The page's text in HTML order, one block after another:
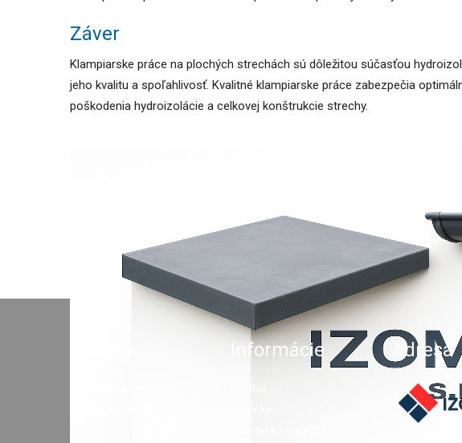
Záver
Klampiarske práce na plochých strechách sú dôležitou súčasťou
jeho kvalitu a spoľahlivosť. Kvalitné klampiarske práce zabezpečia
poškodenia hydroizolácie a celkovej konštrukcie strechy.
Informácie Adresa